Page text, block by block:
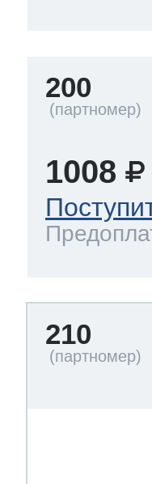
200
1008
210